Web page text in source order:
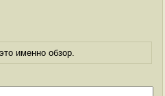
именно обзор.